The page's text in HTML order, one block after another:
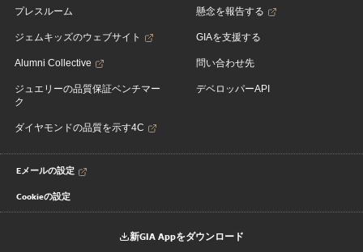
プレスルーム
ジェムキッズのウェブサイト
Alumni Collective
ジュエリーの品質保証ベンチマー
ク
ダイヤモンドの品質を示す4C
懸念を報告する
GIAを支援する
問い合わせ先
デベロッパーAPI
Eメールの設定
Cookieの設定
新GIA Appをダウンロード